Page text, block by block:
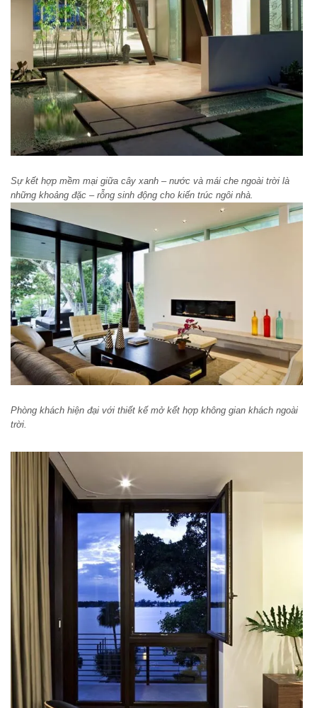
Sự kết hợp mềm mại giữa cây xanh – nước và mái che ngoài trời là
những khoảng đặc – rỗng sinh động cho kiến trúc ngôi nhà.
Phòng khách hiện đại với thiết kế mở kết hợp không gian khách ngoài
trời.